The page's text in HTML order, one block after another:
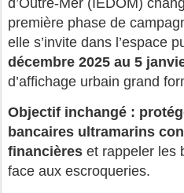
première phase de
elle s’invite dans l’espace
décembre 2025 au 5
d’affichage urbain grand
Objectif inchangé :
bancaires ultramarins
financières et rappeler les
face aux escroqueries.